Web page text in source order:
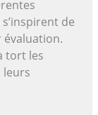
de
évaluation.
tort les
leurs